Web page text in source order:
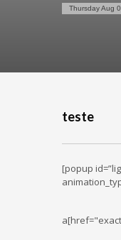
Thursday Aug
teste
[popup